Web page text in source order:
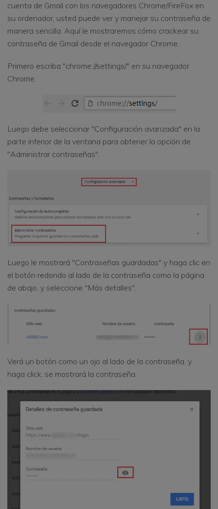
cuenta de Gmail con los navegadores Chrome/FireFox en
su ordenador, usted puede ver y manejar su contraseña de
manera sencilla. Aquí le mostraremos cómo crackear su
contraseña de Gmail desde el navegador Chrome.
Primero escriba "chrome://settings/" en su navegador
Chrome.
Luego debe seleccionar "Configuración avanzada" en la
parte inferior de la ventana para obtener la opción de
"Administrar contraseñas".
Luego le mostrará "Contraseñas guardadas" y haga clic en
el botón redondo al lado de la contraseña como la página
de abajo, y seleccione "Más detalles".
Verá un botón como un ojo al lado de la contraseña, y
haga click, se mostrará la contraseña.